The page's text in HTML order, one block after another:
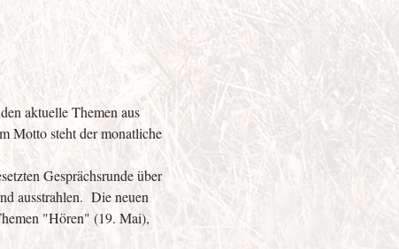
aktuelle Themen aus
Motto steht der monatliche
Gesprächsrunde über
ausstrahlen.  Die neuen
"Hören" (19. Mai),